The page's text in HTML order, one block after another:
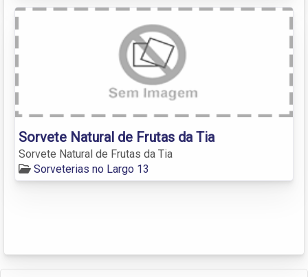
Sorvete Natural de Frutas da Tia
Sorvete Natural de Frutas da Tia
Sorveterias no Largo 13